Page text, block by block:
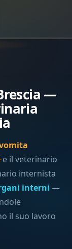
—
e il veterinario
internista
interni —
il suo lavoro